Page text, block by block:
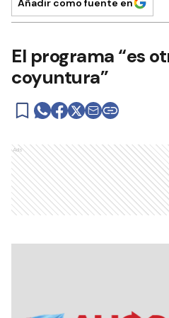
Añadir como fuente en
El programa “es
coyuntura”
Ads